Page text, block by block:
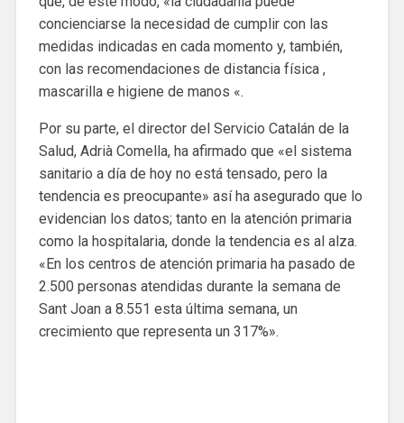
concienciarse la necesidad de cumplir con las
medidas indicadas en cada momento y, también,
con las recomendaciones de distancia física ,
mascarilla e higiene de manos «.
Por su parte, el director del Servicio Catalán de la
Salud, Adrià Comella, ha afirmado que «el sistema
sanitario a día de hoy no está tensado, pero la
tendencia es preocupante» así ha asegurado que lo
evidencian los datos; tanto en la atención primaria
como la hospitalaria, donde la tendencia es al alza.
«En los centros de atención primaria ha pasado de
2.500 personas atendidas durante la semana de
Sant Joan a 8.551 esta última semana, un
crecimiento que representa un 317%».